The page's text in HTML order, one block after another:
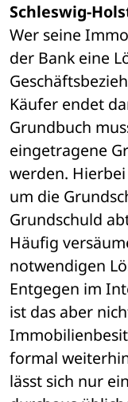
Schleswig-
Wer seine
der Bank eine
Käufer endet
Grundbuch
eingetragene
werden.
um die
Grundschuld
Häufig
notwendigen
Entgegen im
ist das aber
formal
lässt sich nur